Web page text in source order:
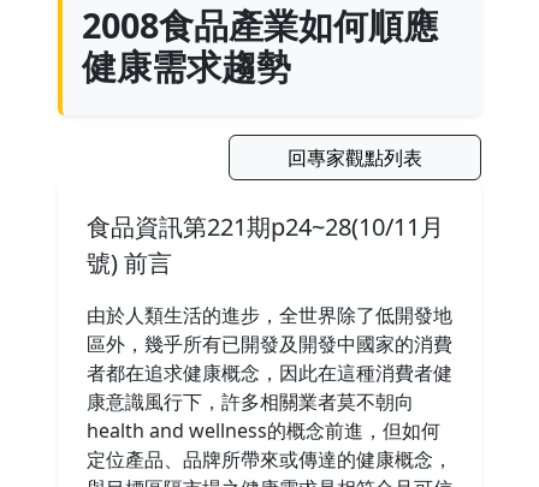
2008食品產業如何順應
健康需求趨勢
回專家觀點列表
食品資訊第221期p24~28(10/11月
號) 前言
由於人類生活的進步，全世界除了低開發地
區外，幾乎所有已開發及開發中國家的消費
者都在追求健康概念，因此在這種消費者健
康意識風行下，許多相關業者莫不朝向
health and wellness的概念前進，但如何
定位產品、品牌所帶來或傳達的健康概念，